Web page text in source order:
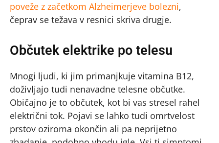
poveže z začetkom Alzheimerjeve bolezni,
čeprav se težava v resnici skriva drugje.
Občutek elektrike po telesu
Mnogi ljudi, ki jim primanjkuje vitamina B12,
doživljajo tudi nenavadne telesne občutke.
Običajno je to občutek, kot bi vas stresel rahel
električni tok. Pojavi se lahko tudi omrtvelost
prstov oziroma okončin ali pa neprijetno